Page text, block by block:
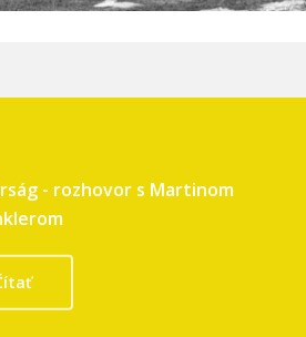
- rozhovor s Martinom